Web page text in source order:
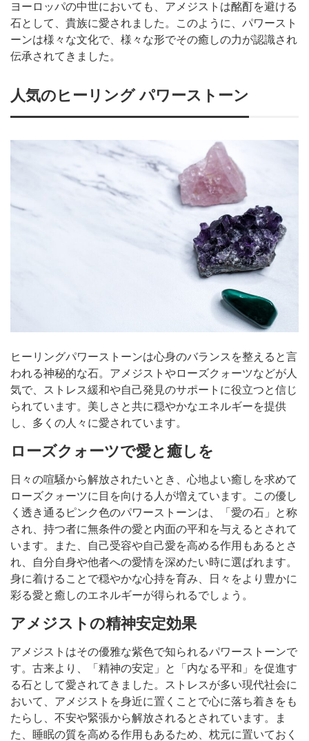
ヨーロッパの中世においても、アメジストは酩酊を避ける
石として、貴族に愛されました。このように、パワースト
ーンは様々な文化で、様々な形でその癒しの力が認識され
伝承されてきました。
人気のヒーリング パワーストーン
ヒーリングパワーストーンは心身のバランスを整えると言
われる神秘的な石。アメジストやローズクォーツなどが人
気で、ストレス緩和や自己発見のサポートに役立つと信じ
られています。美しさと共に穏やかなエネルギーを提供
し、多くの人々に愛されています。
ローズクォーツで愛と癒しを
日々の喧騒から解放されたいとき、心地よい癒しを求めて
ローズクォーツに目を向ける人が増えています。この優し
く透き通るピンク色のパワーストーンは、「愛の石」と称
され、持つ者に無条件の愛と内面の平和を与えるとされて
います。また、自己受容や自己愛を高める作用もあるとさ
れ、自分自身や他者への愛情を深めたい時に選ばれます。
身に着けることで穏やかな心持を育み、日々をより豊かに
彩る愛と癒しのエネルギーが得られるでしょう。
アメジストの精神安定効果
アメジストはその優雅な紫色で知られるパワーストーンで
す。古来より、「精神の安定」と「内なる平和」を促進す
る石として愛されてきました。ストレスが多い現代社会に
おいて、アメジストを身近に置くことで心に落ち着きをも
たらし、不安や緊張から解放されるとされています。ま
た、睡眠の質を高める作用もあるため、枕元に置いておく